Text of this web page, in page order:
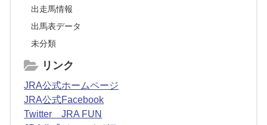
出走馬情報
出馬表データ
未分類
リンク
JRA公式ホームページ
JRA公式Facebook
Twitter JRA FUN